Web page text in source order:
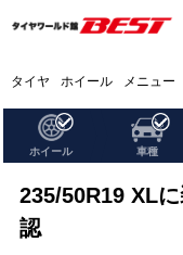
タイヤ ホイール メニュー
ホイール 車種
235/50R19 XL
認